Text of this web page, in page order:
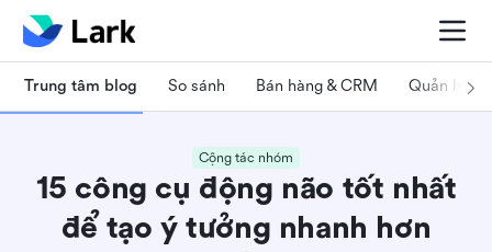
Trung tâm blog So sánh Bán hàng & CRM Quản lý dự
Cộng tác nhóm
15 công cụ động não tốt nhất
để tạo ý tưởng nhanh hơn